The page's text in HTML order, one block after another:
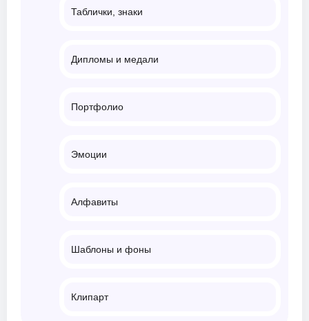
Таблички, знаки
Дипломы и медали
Портфолио
Эмоции
Алфавиты
Шаблоны и фоны
Клипарт